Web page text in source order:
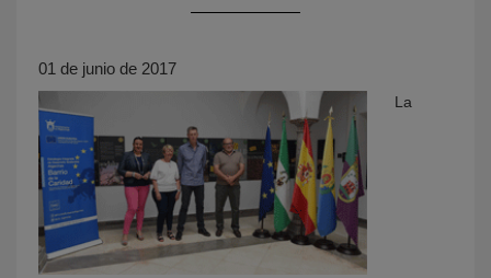
01 de junio de 2017
La